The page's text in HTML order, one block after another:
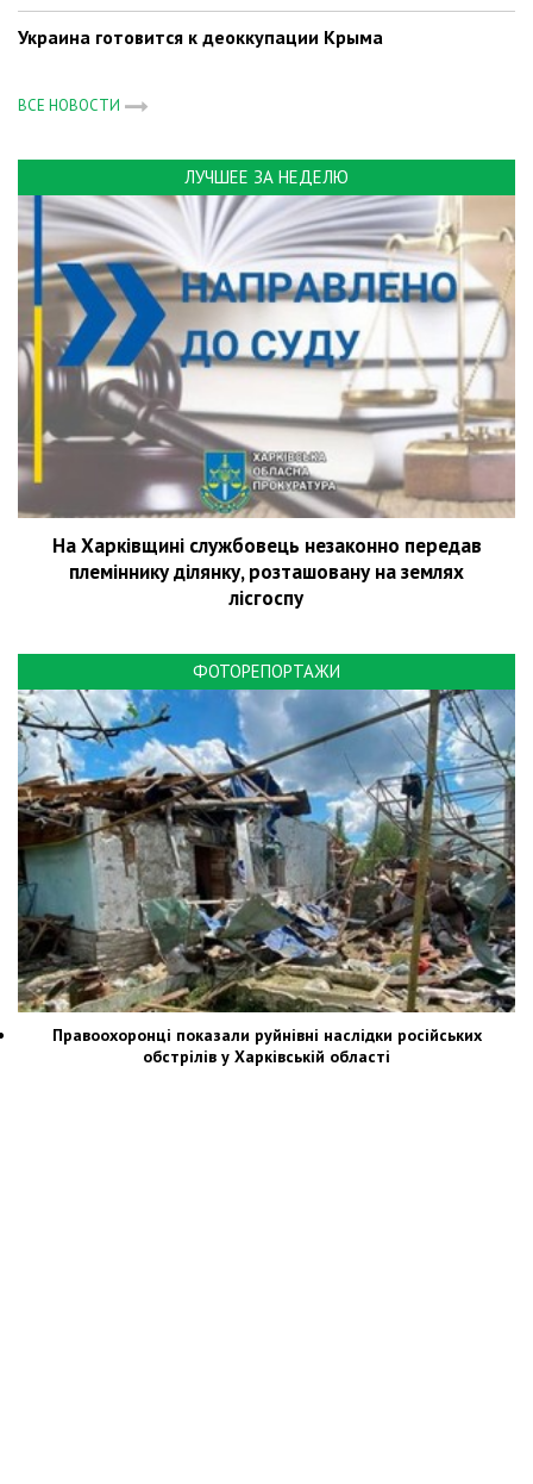
Украина готовится к деоккупации Крыма
ВСЕ НОВОСТИ
ЛУЧШЕЕ ЗА НЕДЕЛЮ
На Харківщині службовець незаконно передав
племіннику ділянку, розташовану на землях
лісгоспу
ФОТОРЕПОРТАЖИ
Правоохоронці показали руйнівні наслідки російських
обстрілів у Харківській області